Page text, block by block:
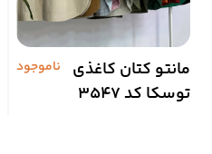
مانتو کتان کاغذی
توسکا کد 3547
ناموجود